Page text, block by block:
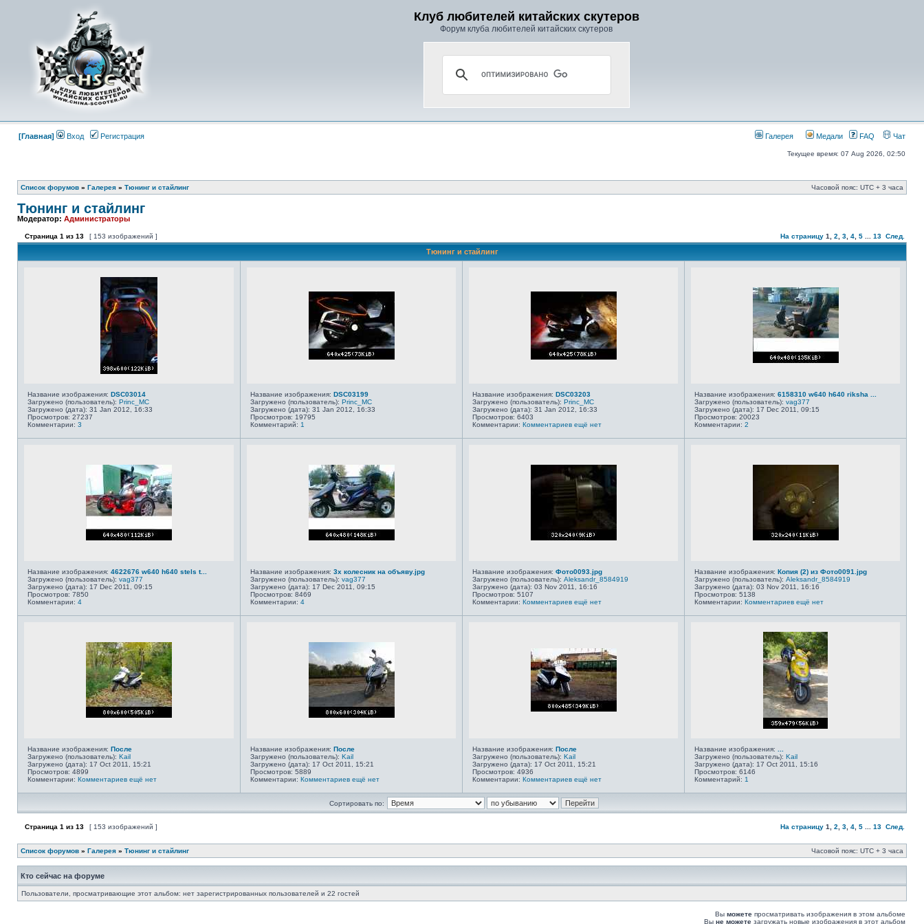
Клуб любителей китайских скутеров
Форум клуба любителей китайских скутеров
[Главная] Вход Регистрация Галерея Медали FAQ Чат
Текущее время: 07 Aug 2026, 02:50
Список форумов » Галерея » Тюнинг и стайлинг Часовой пояс: UTC + 3 часа
Тюнинг и стайлинг
Модератор: Администраторы
Страница 1 из 13 [ 153 изображений ] На страницу 1 2 3 4 5 13 След.
Тюнинг и стайлинг
Название изображения: DSC03014
Загружено (пользователь): Princ_MC
Загружено (дата): 31 Jan 2012, 16:33
Просмотров: 27237
Комментарии: 3
Название изображения: DSC03199
Загружено (пользователь): Princ_MC
Загружено (дата): 31 Jan 2012, 16:33
Просмотров: 19795
Комментарий: 1
Название изображения: DSC03203
Загружено (пользователь): Princ_MC
Загружено (дата): 31 Jan 2012, 16:33
Просмотров: 6403
Комментарии: Комментариев ещё нет
Название изображения: 6158310 w640 h640 riksha ...
Загружено (пользователь): vag377
Загружено (дата): 17 Dec 2011, 09:15
Просмотров: 20023
Комментарии: 2
Название изображения: 4622676 w640 h640 stels t...
Загружено (пользователь): vag377
Загружено (дата): 17 Dec 2011, 09:15
Просмотров: 7850
Комментарии: 4
Название изображения: 3х колесник на объяву.jpg
Загружено (пользователь): vag377
Загружено (дата): 17 Dec 2011, 09:15
Просмотров: 8469
Комментарии: 4
Название изображения: Фото0093.jpg
Загружено (пользователь): Aleksandr_8584919
Загружено (дата): 03 Nov 2011, 16:16
Просмотров: 5107
Комментарии: Комментариев ещё нет
Название изображения: Копия (2) из Фото0091.jpg
Загружено (пользователь): Aleksandr_8584919
Загружено (дата): 03 Nov 2011, 16:16
Просмотров: 5138
Комментарии: Комментариев ещё нет
Название изображения: После
Загружено (пользователь): Kail
Загружено (дата): 17 Oct 2011, 15:21
Просмотров: 4899
Комментарии: Комментариев ещё нет
Название изображения: После
Загружено (пользователь): Kail
Загружено (дата): 17 Oct 2011, 15:21
Просмотров: 5889
Комментарии: Комментариев ещё нет
Название изображения: После
Загружено (пользователь): Kail
Загружено (дата): 17 Oct 2011, 15:21
Просмотров: 4936
Комментарии: Комментариев ещё нет
Название изображения:
Загружено (пользователь): Kail
Загружено (дата): 17 Oct 2011, 15:16
Просмотров: 6146
Комментарий: 1
Сортировать по:
Страница 1 из 13 [ 153 изображений ] На страницу 1 2 3 4 5 13 След.
Список форумов » Галерея » Тюнинг и стайлинг Часовой пояс: UTC + 3 часа
Кто сейчас на форуме
Пользователи, просматривающие этот альбом: нет зарегистрированных пользователей и 22 гостей
Вы можете просматривать изображения в этом альбоме
Вы не можете загружать новые изображения в этот альбом